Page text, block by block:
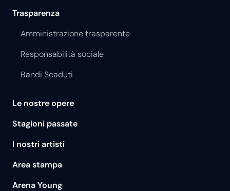
Trasparenza
Amministrazione trasparente
Responsabilità sociale
Bandi Scaduti
Le nostre opere
Stagioni passate
I nostri artisti
Area stampa
Arena Young